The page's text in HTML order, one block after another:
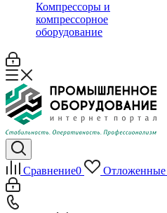
Компрессоры и
компрессорное
оборудование
Сравнение0 Отложенные